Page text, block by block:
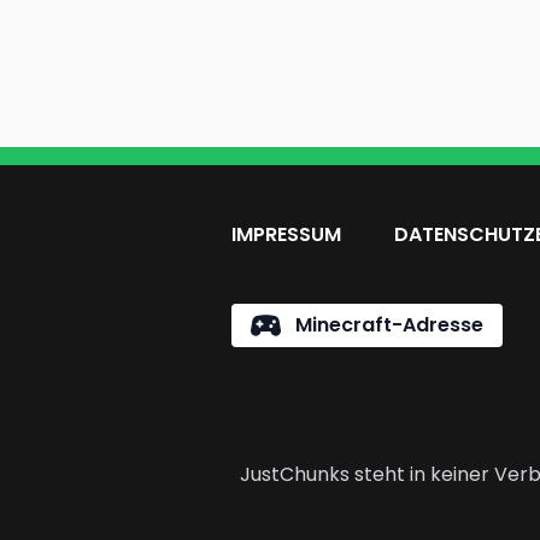
IMPRESSUM
Minecraft-Adresse
JustChunks steht in keiner